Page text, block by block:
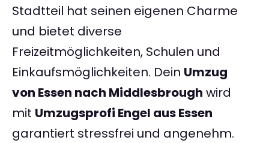
Stadtteil hat seinen eigenen Charme
und bietet diverse
Freizeitmöglichkeiten, Schulen und
Einkaufsmöglichkeiten. Dein Umzug
von Essen nach Middlesbrough wird
mit Umzugsprofi Engel aus Essen
garantiert stressfrei und angenehm.